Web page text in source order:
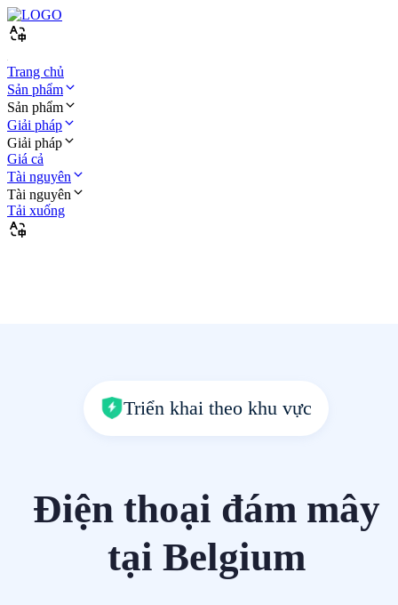
Trang chủ
Sản phẩm
Sản phẩm
Giải pháp
Giải pháp
Giá cả
Tài nguyên
Tài nguyên
Tải xuống
Triển khai theo khu vực
Điện thoại đám mây
tại Belgium